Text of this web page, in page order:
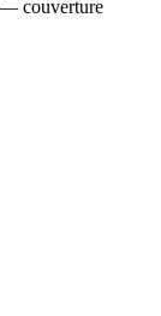
— couverture